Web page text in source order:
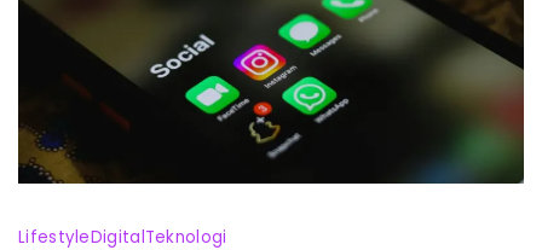
LifestyleDigitalTeknologi